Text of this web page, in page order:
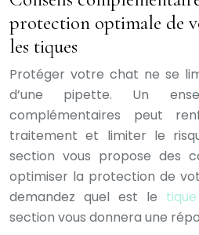
protection optimale de
les tiques
Protéger votre chat ne se
d’une pipette. Un
complémentaires peut
traitement et limiter le
section vous propose des
optimiser la protection de
demandez quel est le
section vous donnera une